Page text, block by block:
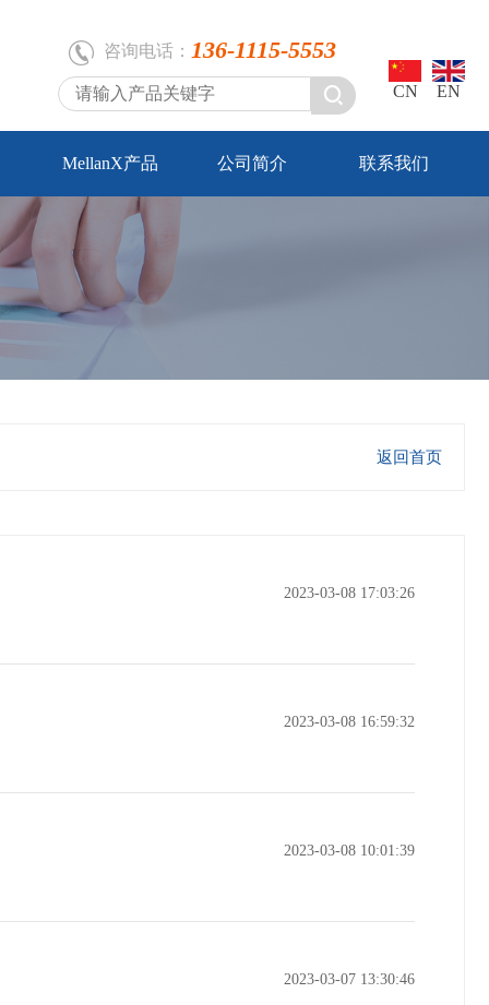
CN EN
咨询电话： 136-1115-5553
MellanX产品 公司简介 联系我们
返回首页
2023-03-08 17:03:26
2023-03-08 16:59:32
2023-03-08 10:01:39
2023-03-07 13:30:46